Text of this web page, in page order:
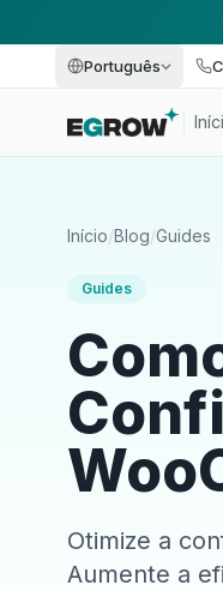
Português
Início/Blog/Guides
Guides
Otimize a
Aumente a